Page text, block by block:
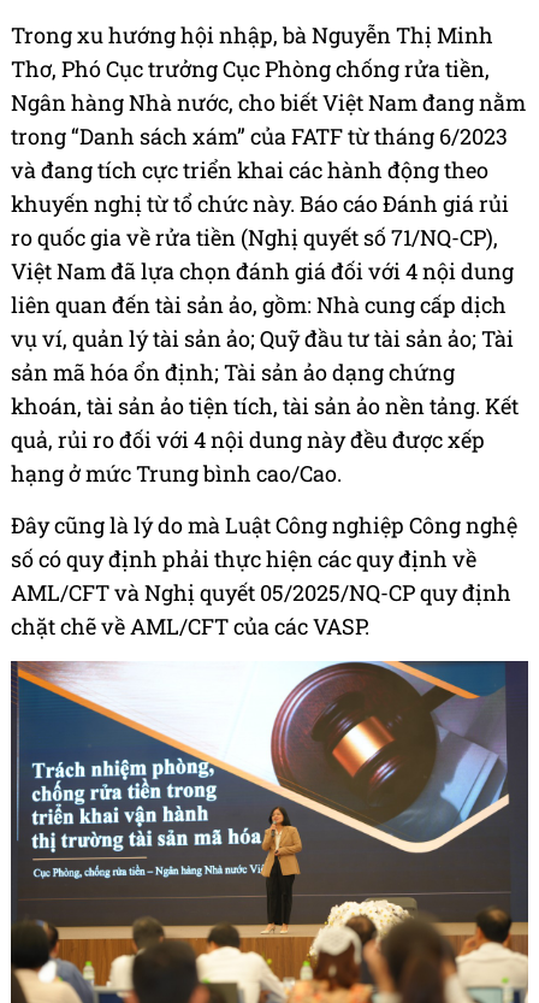
Trong xu hướng hội nhập, bà Nguyễn Thị Minh
Thơ, Phó Cục trưởng Cục Phòng chống rửa tiền,
Ngân hàng Nhà nước, cho biết Việt Nam đang nằm
trong “Danh sách xám” của FATF từ tháng 6/2023
và đang tích cực triển khai các hành động theo
khuyến nghị từ tổ chức này. Báo cáo Đánh giá rủi
ro quốc gia về rửa tiền (Nghị quyết số 71/NQ-CP),
Việt Nam đã lựa chọn đánh giá đối với 4 nội dung
liên quan đến tài sản ảo, gồm: Nhà cung cấp dịch
vụ ví, quản lý tài sản ảo; Quỹ đầu tư tài sản ảo; Tài
sản mã hóa ổn định; Tài sản ảo dạng chứng
khoán, tài sản ảo tiện tích, tài sản ảo nền tảng. Kết
quả, rủi ro đối với 4 nội dung này đều được xếp
hạng ở mức Trung bình cao/Cao.
Đây cũng là lý do mà Luật Công nghiệp Công nghệ
số có quy định phải thực hiện các quy định về
AML/CFT và Nghị quyết 05/2025/NQ-CP quy định
chặt chẽ về AML/CFT của các VASP.